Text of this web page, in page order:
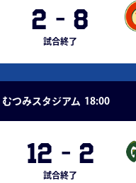
2 - 8
試合終了
むつみスタジアム 18:00
12 - 2
試合終了